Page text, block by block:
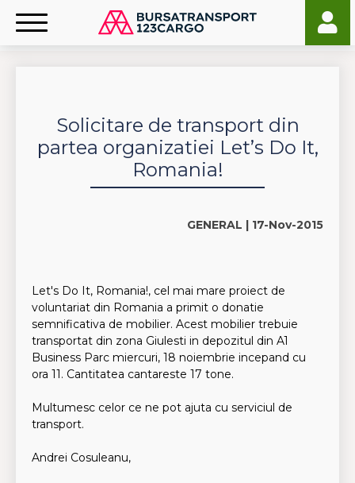
Solicitare de transport din
partea organizatiei Let’s Do It,
Romania!
GENERAL | 17-Nov-2015
Let's Do It, Romania!, cel mai mare proiect de
voluntariat din Romania a primit o donatie
semnificativa de mobilier. Acest mobilier trebuie
transportat din zona Giulesti in depozitul din A1
Business Parc miercuri, 18 noiembrie incepand cu
ora 11. Cantitatea cantareste 17 tone.
Multumesc celor ce ne pot ajuta cu serviciul de
transport.
Andrei Cosuleanu,